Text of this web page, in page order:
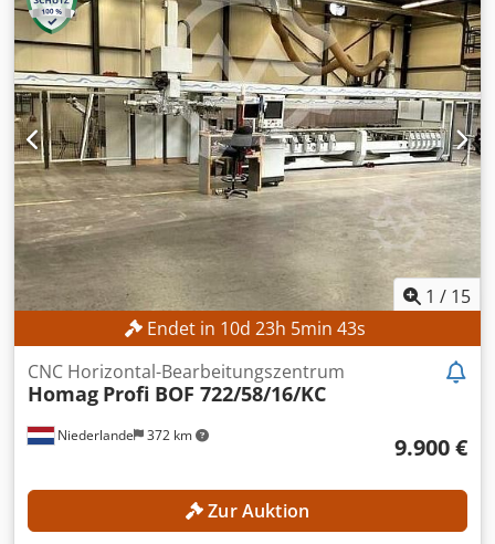
x 1.900 x 2.250 mm Transportgewicht: 1.600 kg
Transportpakete: 1 Stk. Betriebsstunden: 19.402 h
AUSSTATTUNG Djdpfx Amozrmn Ns Rock Werkzeuge
Dokumentation CNC-Dokumentation auf USB-Stick
Benutzerschlüssel/Lizenzen CE-Kennzeichnung
Sägeeinheit Türverriegelungsschalter Sicherheits-
Lichtvorhang Bohrwerkzeug
1 / 15
Endet in 10d 23h 5min 41s
Niederlande 372 km
CNC Horizontal-Bearbeitungszentrum
Homag Profi BOF 722/58/16/KC
9.900 €
Zur Auktion